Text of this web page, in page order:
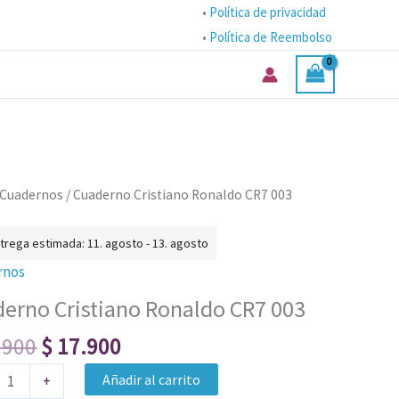
• Política de privacidad
• Política de Reembolso
Cuadernos / Cuaderno Cristiano Ronaldo CR7 003
estimada: 11. agosto - 13. agosto
Cristiano Ronaldo CR7 003
El
original
$ 24.900.
$ 17.900
El
actual
$ 17.900.
+ Añadir al carrito